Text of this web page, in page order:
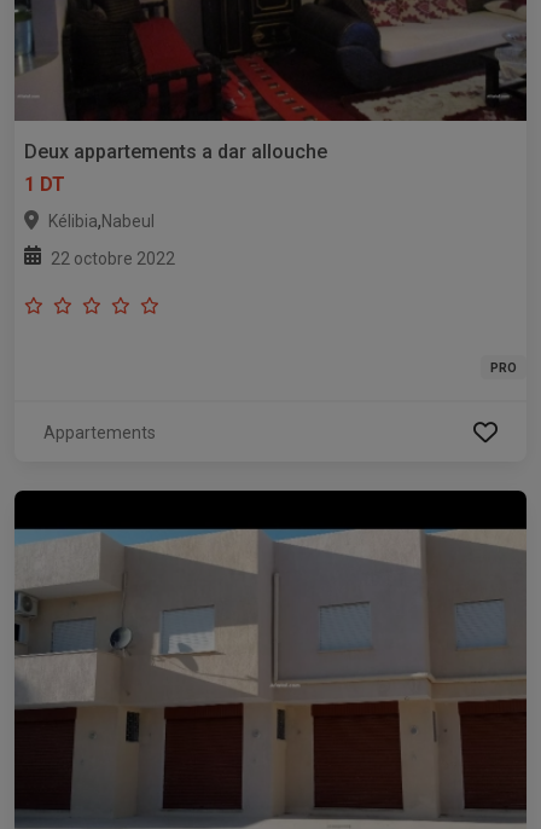
Deux appartements a dar allouche
1 DT
Kélibia,Nabeul
22 octobre 2022
PRO
Appartements